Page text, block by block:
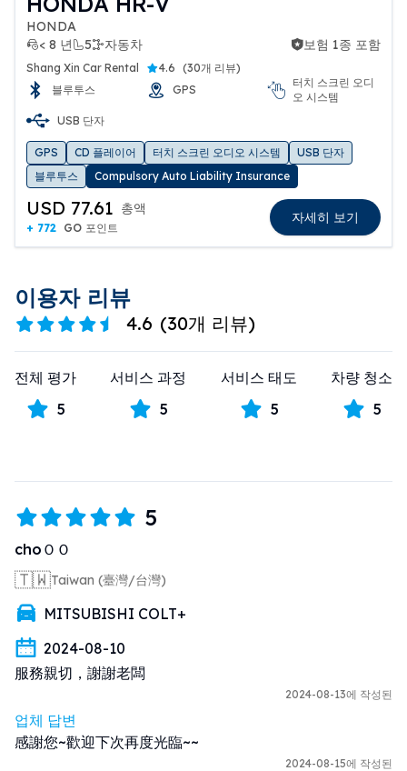
HONDA
< 8 년
5 자동차
보험 1종 포함 보험 1종 포함
Shang Xin Car Rental 4.6 (30개 리뷰)
블루투스
GPS
터치 스크린 오디
오 시스템
USB 단자
GPS CD 플레이어 터치 스크린 오디오 시스템
USB 단자
블루투스
Compulsory Auto Liability Insurance
USD 77.61 총액
+ 772 GO 포인트
자세히 보기
이용자 리뷰
4.6 (30개 리뷰)
전체 평가
5
서비스 과정
5
서비스 태도
5
차량 청소
5
5
choＯＯ
🇹🇼Taiwan (臺灣/台灣)
MITSUBISHI COLT+
2024-08-10
服務親切，謝謝老闆
2024-08-13에 작성된
업체 답변
感謝您~歡迎下次再度光臨~~
2024-08-15에 작성된